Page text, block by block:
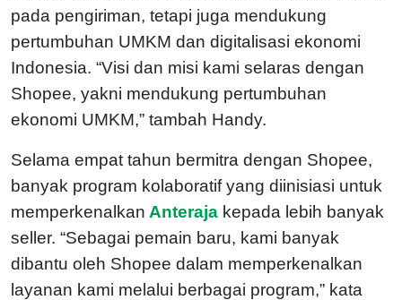
pada pengiriman, tetapi juga mendukung
pertumbuhan UMKM dan digitalisasi ekonomi
Indonesia. “Visi dan misi kami selaras dengan
Shopee, yakni mendukung pertumbuhan
ekonomi UMKM,” tambah Handy.
Selama empat tahun bermitra dengan Shopee,
banyak program kolaboratif yang diinisiasi untuk
memperkenalkan Anteraja kepada lebih banyak
seller. “Sebagai pemain baru, kami banyak
dibantu oleh Shopee dalam memperkenalkan
layanan kami melalui berbagai program,” kata